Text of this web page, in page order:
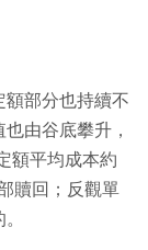
部分也持續不
由谷底攀升，
額平均成本約
贖回；反觀單